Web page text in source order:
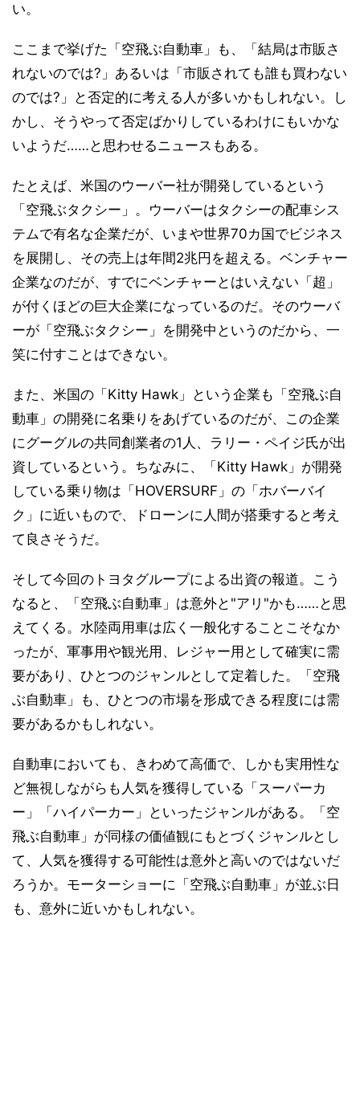
い。
ここまで挙げた「空飛ぶ自動車」も、「結局は市販さ
れないのでは?」あるいは「市販されても誰も買わない
のでは?」と否定的に考える人が多いかもしれない。し
かし、そうやって否定ばかりしているわけにもいかな
いようだ……と思わせるニュースもある。
たとえば、米国のウーバー社が開発しているという
「空飛ぶタクシー」。ウーバーはタクシーの配車シス
テムで有名な企業だが、いまや世界70カ国でビジネス
を展開し、その売上は年間2兆円を超える。ベンチャー
企業なのだが、すでにベンチャーとはいえない「超」
が付くほどの巨大企業になっているのだ。そのウーバ
ーが「空飛ぶタクシー」を開発中というのだから、一
笑に付すことはできない。
また、米国の「Kitty Hawk」という企業も「空飛ぶ自
動車」の開発に名乗りをあげているのだが、この企業
にグーグルの共同創業者の1人、ラリー・ペイジ氏が出
資しているという。ちなみに、「Kitty Hawk」が開発
している乗り物は「HOVERSURF」の「ホバーバイ
ク」に近いもので、ドローンに人間が搭乗すると考え
て良さそうだ。
そして今回のトヨタグループによる出資の報道。こう
なると、「空飛ぶ自動車」は意外と"アリ"かも……と思
えてくる。水陸両用車は広く一般化することこそなか
ったが、軍事用や観光用、レジャー用として確実に需
要があり、ひとつのジャンルとして定着した。「空飛
ぶ自動車」も、ひとつの市場を形成できる程度には需
要があるかもしれない。
自動車においても、きわめて高価で、しかも実用性な
ど無視しながらも人気を獲得している「スーパーカ
ー」「ハイパーカー」といったジャンルがある。「空
飛ぶ自動車」が同様の価値観にもとづくジャンルとし
て、人気を獲得する可能性は意外と高いのではないだ
ろうか。モーターショーに「空飛ぶ自動車」が並ぶ日
も、意外に近いかもしれない。